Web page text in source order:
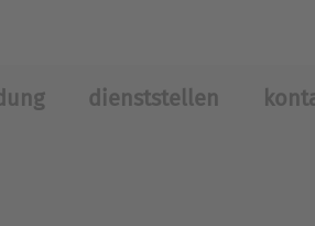
dienststellen